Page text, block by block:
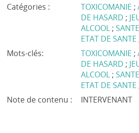
Catégories :
TOXICOMANIE ;
DE HASARD ;
ALCOOL ;
ETAT DE SANTE
Mots-clés:
TOXICOMANIE ;
DE HASARD ;
ALCOOL ;
ETAT DE SANTE
Note de contenu :
INTERVENANT